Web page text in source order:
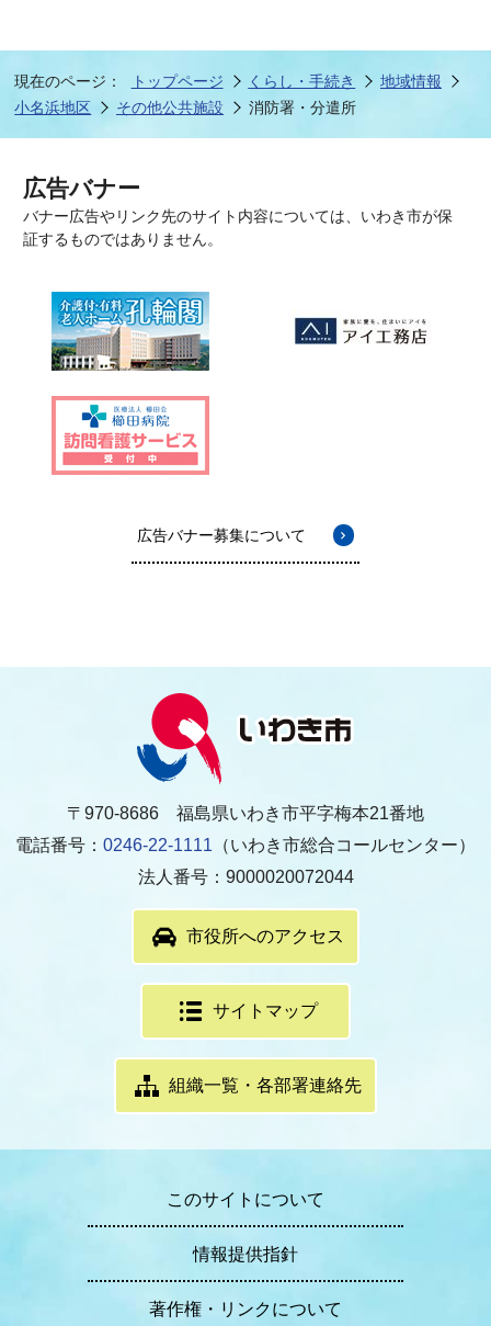
現在のページ： トップページ くらし・手続き
地域情報
小名浜地区
その他公共施設 消防署・分遣所
広告バナー
バナー広告やリンク先のサイト内容については、いわき市が保
証するものではありません。
広告バナー募集について
〒970-8686 福島県いわき市平字梅本21番地
電話番号： 0246-22-1111 （いわき市総合コールセンター）
法人番号：9000020072044
市役所へのアクセス
サイトマップ
組織一覧・各部署連絡先
このサイトについて
情報提供指針
著作権・リンクについて